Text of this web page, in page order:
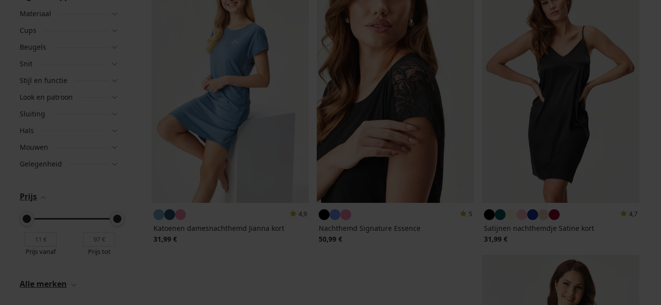
Materiaal
Cups
Beugels
Snit
Stijl en functie
Look en patroon
Sluiting
Hals
Mouwen
Gelegenheid
Prijs
Prijs vanaf Prijs tot
Alle merken
4,9
Katoenen damesnachthemd Jianna kort
31,99 €
5
Nachthemd Signature Essence
50,99 €
4,7
Satijnen nachthemdje Satine kort
31,99 €